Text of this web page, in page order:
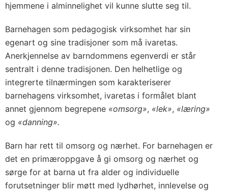
hjemmene i alminnelighet vil kunne slutte seg til.
Barnehagen som pedagogisk virksomhet har sin
egenart og sine tradisjoner som må ivaretas.
Anerkjennelse av barndommens egenverdi er står
sentralt i denne tradisjonen. Den helhetlige og
integrerte tilnærmingen som karakteriserer
barnehagens virksomhet, ivaretas i formålet blant
annet gjennom begrepene «omsorg», «lek», «læring»
og «danning».
Barn har rett til omsorg og nærhet. For barnehagen er
det en primæroppgave å gi omsorg og nærhet og
sørge for at barna ut fra alder og individuelle
forutsetninger blir møtt med lydhørhet, innlevelse og